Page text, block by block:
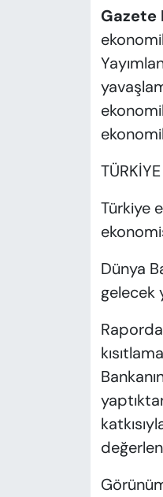
Gazete
Türkiye
Dünya
gelecek
VAN VE